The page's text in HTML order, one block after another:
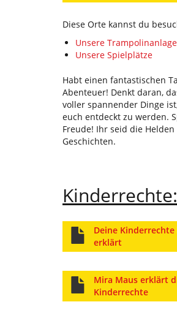
Diese Orte kannst du
Unsere
Unsere Spielplätze
Habt einen fantastischen
Abenteuer! Denkt daran,
voller spannender Dinge
euch entdeckt zu werden.
Freude! Ihr seid die
Geschichten.
Kinderrechte:
Deine
erklärt
Mira Maus erklärt
Kinderrechte